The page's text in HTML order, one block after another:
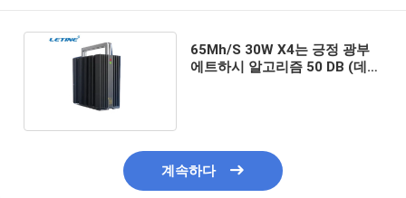
65Mh/S 30W X4는 긍정 광부
에트하시 알고리즘 50 DB (데시
계속하다